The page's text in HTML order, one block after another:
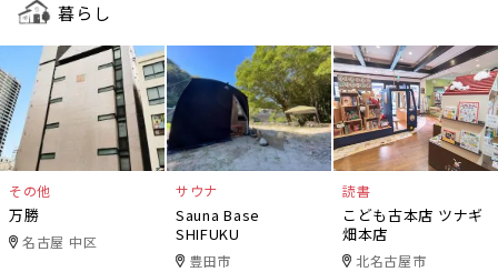
暮らし
その他
万勝
名古屋 中区
サウナ
Sauna Base
SHIFUKU
豊田市
読書
こども古本店 ツナギ
畑本店
北名古屋市